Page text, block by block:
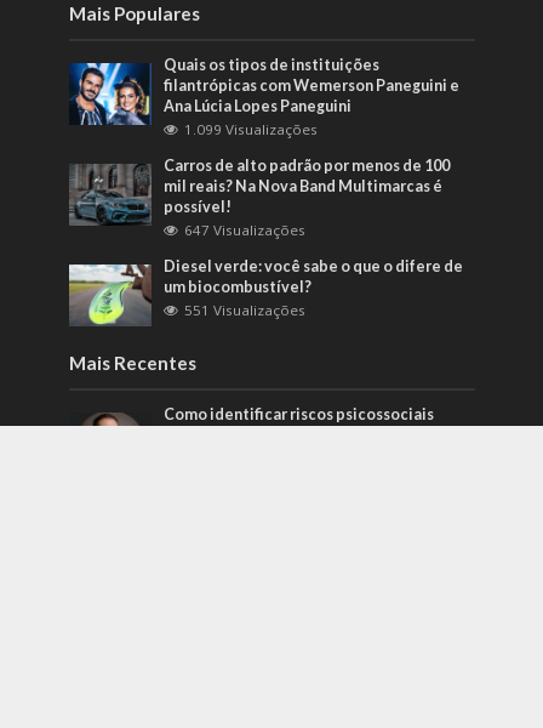
Mais Populares
Quais os tipos de instituições
filantrópicas com Wemerson Paneguini e
Ana Lúcia Lopes Paneguini
1.099 Visualizações
Carros de alto padrão por menos de 100
mil reais? Na Nova Band Multimarcas é
possível!
647 Visualizações
Diesel verde: você sabe o que o difere de
um biocombustível?
551 Visualizações
Mais Recentes
Como identificar riscos psicossociais